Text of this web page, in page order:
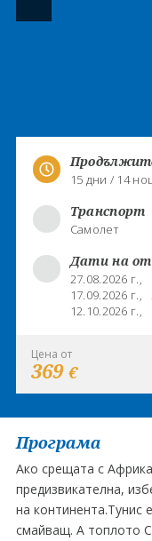
15 дни / 14
Транспорт
Самолет
Дати на
27.08.2026 г.,
17.09.2026 г.,
12.10.2026 г.,
Цена от
369 €
Програма
Ако срещата с
предизвикателна,
на континента.Тунис
смайващ. А топлото